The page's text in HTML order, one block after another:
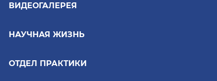
ВИДЕОГАЛЕРЕЯ
НАУЧНАЯ ЖИЗНЬ
ОТДЕЛ ПРАКТИКИ